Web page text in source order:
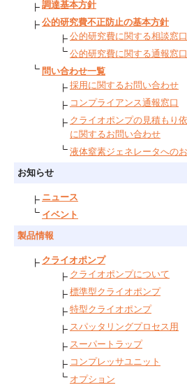
調達基本方針
公的研究費不正防止の基本方針
公的研究費に関する相談窓口
公的研究費に関する通報窓口
問い合わせ一覧
採用に関するお問い合わせ
コンプライアンス通報窓口
クライオポンプの見積もり
に関するお問い合わせ
液体窒素ジェネレータへの
お知らせ
ニュース
イベント
製品情報
クライオポンプ
クライオポンプについて
標準型クライオポンプ
特型クライオポンプ
スパッタリングプロセス用
スーパートラップ
コンプレッサユニット
オプション